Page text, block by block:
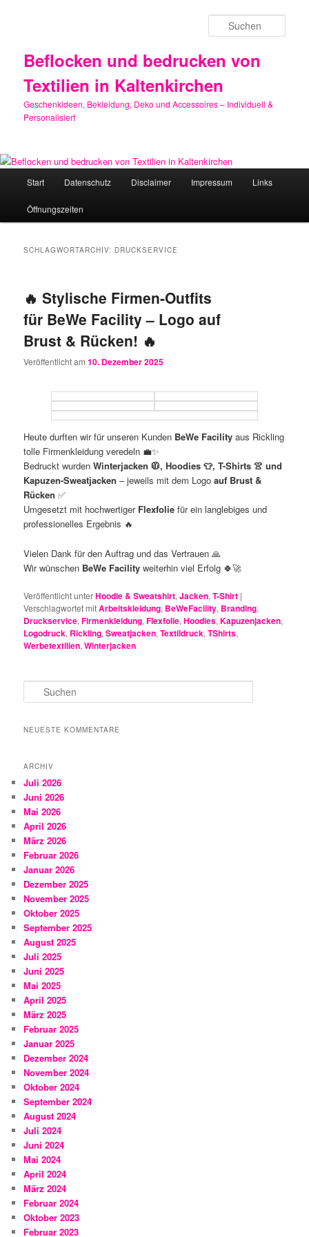
Beflocken und bedrucken von
Textilien in Kaltenkirchen
Geschenkideen, Bekleidung, Deko und Accessoires – Individuell &
Personalisiert
Start Datenschutz Disclaimer Impressum Links
Öffnungszeiten
SCHLAGWORTARCHIV: DRUCKSERVICE
🔥 Stylische Firmen-Outfits
für BeWe Facility – Logo auf
Brust & Rücken! 🔥
Veröffentlicht am10. Dezember 2025
Heute durften wir für unseren Kunden BeWe Facility aus Rickling
tolle Firmenkleidung veredeln 💼✨
Bedruckt wurdenWinterjacken 🧥, Hoodies 👕, T-Shirts 👚 und
Kapuzen-Sweatjacken – jeweils mit dem Logoauf Brust &
Rücken ✅
Umgesetzt mit hochwertiger Flexfolie für ein langlebiges und
professionelles Ergebnis 🔥
Vielen Dank für den Auftrag und das Vertrauen 🙏
Wir wünschen BeWe Facility weiterhin viel Erfolg 🍀🚀
Veröffentlicht unterHoodie & Sweatshirt,Jacken,T-Shirt |
Verschlagwortet mitArbeitskleidung, BeWeFacility, Branding,
Druckservice,Firmenkleidung,Flexfolie,Hoodies,Kapuzenjacken,
Logodruck, Rickling,Sweatjacken,Textildruck,TShirts,
Werbetextilien,Winterjacken
u
h
NEUESTE KOMMENTARE
ARCHIV
Juli 2026
Juni 2026
Mai 2026
April 2026
März 2026
Februar 2026
Januar 2026
Dezember 2025
November 2025
Oktober 2025
September 2025
August 2025
Juli 2025
Juni 2025
Mai 2025
April 2025
März 2025
Februar 2025
Januar 2025
Dezember 2024
November 2024
Oktober 2024
September 2024
August 2024
Juli 2024
Juni 2024
Mai 2024
April 2024
März 2024
Februar 2024
Oktober 2023
Februar 2023